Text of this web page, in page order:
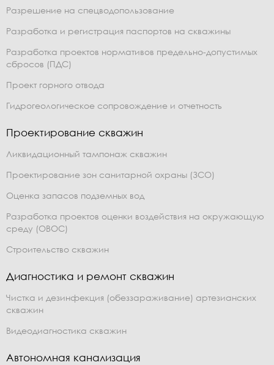
Разрешение на спецводопользование
Разработка и регистрация паспортов на скважины
Разработка проектов нормативов предельно-допустимых
сбросов (ПДС)
Проект горного отвода
Гидрогеологическое сопровождение и отчетность
Проектирование скважин
Ликвидационный тампонаж скважин
Проектирование зон санитарной охраны (ЗСО)
Оценка запасов подземных вод
Разработка проектов оценки воздействия на окружающую
среду (ОВОС)
Строительство скважин
Диагностика и ремонт скважин
Чистка и дезинфекция (обеззараживание) артезианских
скважин
Видеодиагностика скважин
Автономная канализация